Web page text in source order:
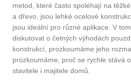
metod, které často spoléhají na
a dřevo, jsou lehké ocelové
jsou ideální pro různé aplikace. V
diskutovat o četných výhodách
konstrukcí, prozkoumáme jeho
prozkoumáme, proč se rychle stává
stavitele i majitele domů.